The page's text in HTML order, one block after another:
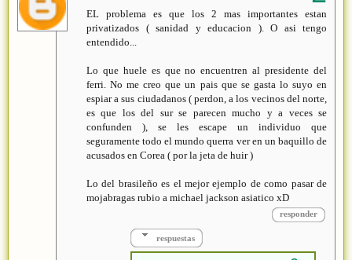
EL problema es que los 2 mas importantes estan
privatizados ( sanidad y educacion ). O asi tengo
entendido...
Lo que huele es que no encuentren al presidente del
ferri. No me creo que un pais que se gasta lo suyo en
espiar a sus ciudadanos ( perdon, a los vecinos del norte,
es que los del sur se parecen mucho y a veces se
confunden ), se les escape un individuo que
seguramente todo el mundo querra ver en un baquillo de
acusados en Corea ( por la jeta de huir )
Lo del brasileño es el mejor ejemplo de como pasar de
mojabragas rubio a michael jackson asiatico xD
responder
respuestas